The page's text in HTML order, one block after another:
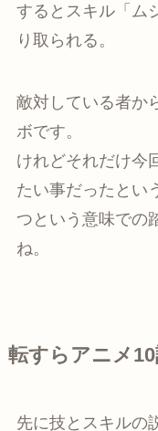
するとスキル「ム
り取られる。
敵対している者か
ボです。
けれどそれだけ今
たい事だったとい
つという意味での
ね。
転すらアニメ
先に技とスキルの